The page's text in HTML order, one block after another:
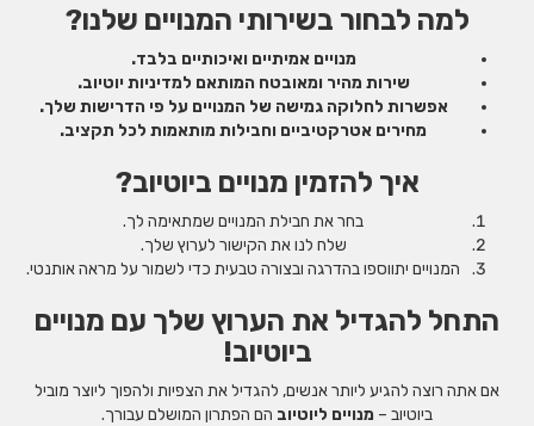
למה לבחור בשירותי המנויים שלנו?
מנויים אמיתיים ואיכותיים בלבד.
שירות מהיר ומאובטח המותאם למדיניות יוטיוב.
אפשרות לחלוקה גמישה של המנויים על פי הדרישות שלך.
מחירים אטרקטיביים וחבילות מותאמות לכל תקציב.
איך להזמין מנויים ביוטיוב?
בחר את חבילת המנויים שמתאימה לך.
שלח לנו את הקישור לערוץ שלך.
המנויים יתווספו בהדרגה ובצורה טבעית כדי לשמור על מראה אותנטי.
התחל להגדיל את הערוץ שלך עם מנויים
ביוטיוב!
אם אתה רוצה להגיע ליותר אנשים, להגדיל את הצפיות ולהפוך ליוצר מוביל
ביוטיוב – מנויים ליוטיוב הם הפתרון המושלם עבורך.